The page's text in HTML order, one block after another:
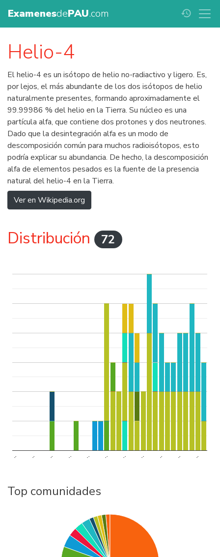
ExamenesdePAU.com history
Helio-4
El helio-4 es un isótopo de helio no-radiactivo y ligero. Es,
por lejos, el más abundante de los dos isótopos de helio
naturalmente presentes, formando aproximadamente el
99.99986 % del helio en la Tierra. Su núcleo es una
partícula alfa, que contiene dos protones y dos neutrones.
Dado que la desintegración alfa es un modo de
descomposición común para muchos radioisótopos, esto
podría explicar su abundancia. De hecho, la descomposición
alfa de elementos pesados es la fuente de la presencia
natural del helio-4 en la Tierra.
Ver en Wikipedia.org
Distribución 72
.. .. .. .. .. .. .. .. .. .. ..
Top comunidades